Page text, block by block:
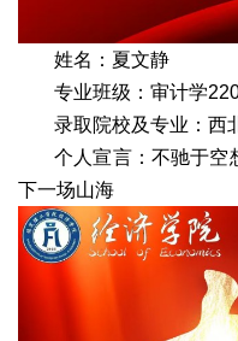
姓名：夏文静
专业班级：审计学
录取院校及专业：西
个人宣言：不驰于空
下一场山海